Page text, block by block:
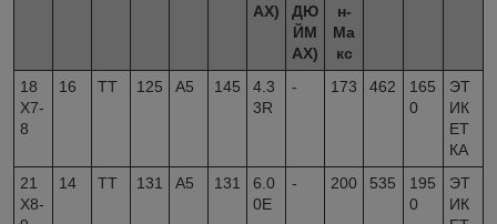
АХ)
ДЮ
ЙМ
АХ)
н-
Ма
кс
18
X7-
8
16 TT 125 A5 145
4.3
3R
- 173 462
165
0
ЭТ
ИК
ЕТ
КА
21
X8-
14 TT 131 A5 131
6.0
0E
- 200 535
195
0
ЭТ
ИК